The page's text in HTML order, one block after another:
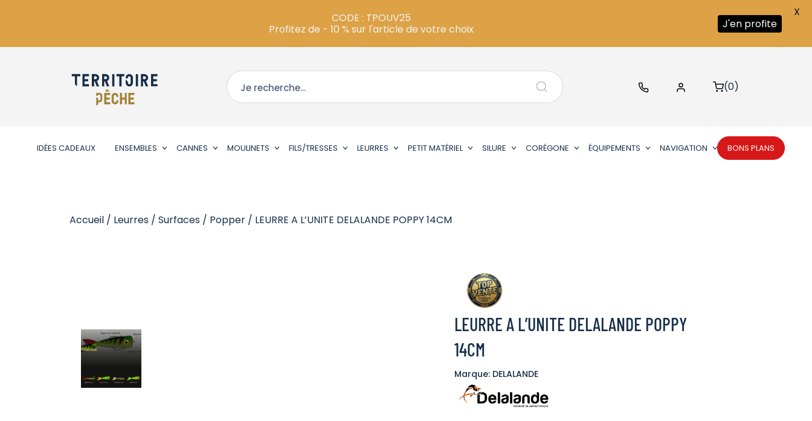
(0)
IDÉES CADEAUX ENSEMBLES CANNES MOULINETS FILS/TRESSES LEURRES PETIT MATÉRIEL SILURE CORÉGONE ÉQUIPEMENTS NAVIGATION BONS PLANS
Accueil / Leurres / Surfaces / Popper / LEURRE A L’UNITE DELALANDE POPPY 14CM
LEURRE A L’UNITE DELALANDE POPPY
14CM
Marque: DELALANDE
CODE : TPOUV25
Profitez de - 10 % sur l'article de votre choix
J'en profite
X